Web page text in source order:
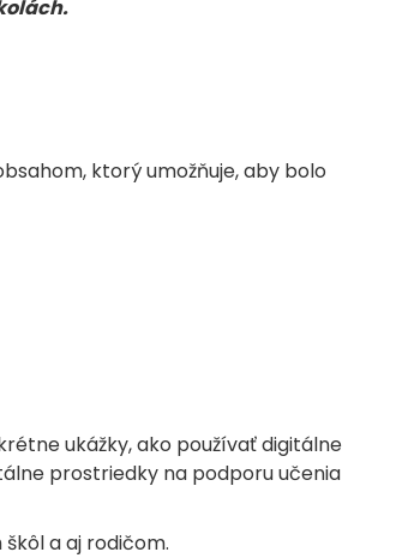
ktorý umožňuje, aby bolo
ukážky, ako používať digitálne
prostriedky na podporu učenia
a aj rodičom.